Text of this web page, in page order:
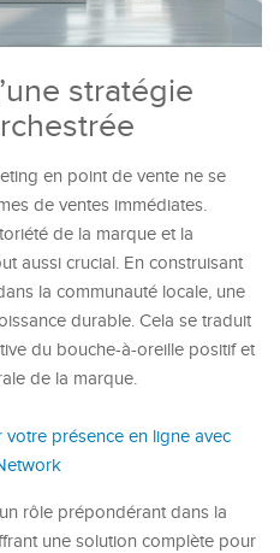
stratégie
en point de vente ne se
de ventes immédiates.
de la marque et la
aussi crucial. En construisant
la communauté locale, une
durable. Cela se traduit
du bouche-à-oreille positif et
de la marque.
votre présence en ligne avec
rôle prépondérant dans la
une solution complète pour